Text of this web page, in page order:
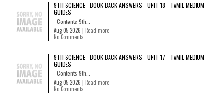
9TH SCIENCE - BOOK BACK ANSWERS - UNIT 18 - TAMIL MEDIUM
GUIDES
Contents 9th...
Aug 05 2026 | Read more
No Comments
9TH SCIENCE - BOOK BACK ANSWERS - UNIT 17 - TAMIL MEDIUM
GUIDES
Contents 9th...
Aug 05 2026 | Read more
No Comments